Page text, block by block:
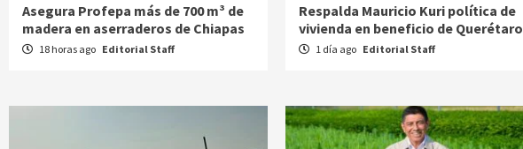
Asegura Profepa más de 700 m³ de
madera en aserraderos de Chiapas
18 horas ago Editorial Staff
Respalda Mauricio Kuri política de
vivienda en beneficio de Querétaro
1 día ago Editorial Staff